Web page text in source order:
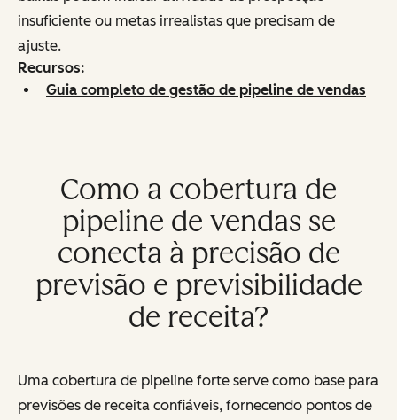
insuficiente ou metas irrealistas que precisam de
ajuste.
Recursos:
Guia completo de gestão de pipeline de vendas
Como a cobertura de
pipeline de vendas se
conecta à precisão de
previsão e previsibilidade
de receita?
Uma cobertura de pipeline forte serve como base para
previsões de receita confiáveis, fornecendo pontos de